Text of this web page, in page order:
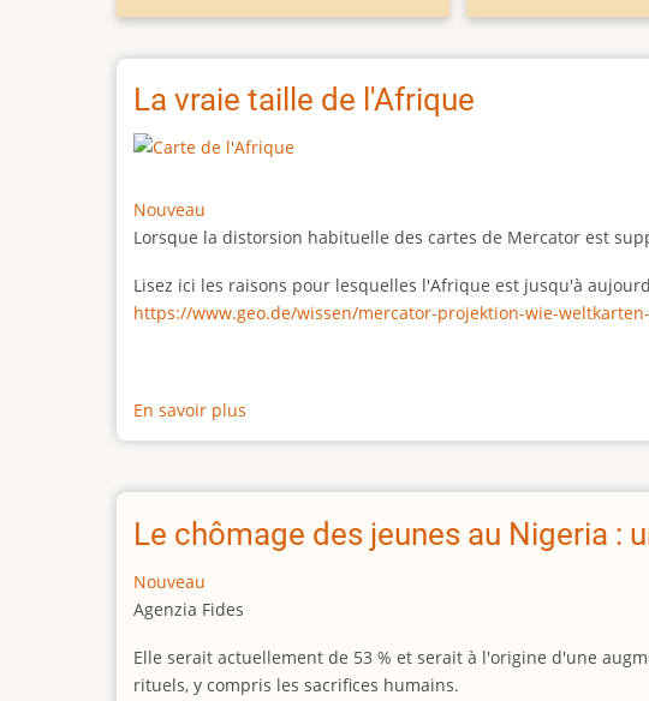
La vraie taille de l'Afrique
Nouveau
Lorsque la distorsion habituelle des cartes de Mercator est
Lisez ici les raisons pour lesquelles l'Afrique est jusqu'à
https://www.geo.de/wissen/mercator-projektion-wie-
En savoir plus
La
taille
l'Afrique
Le chômage des jeunes au Nigeria :
Nouveau
Agenzia Fides
Elle serait actuellement de 53 % et serait à l'origine d'une
rituels, y compris les sacrifices humains.